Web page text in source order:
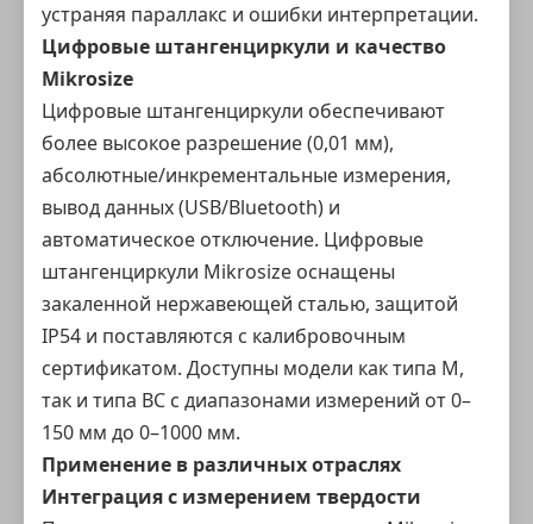
устраняя параллакс и ошибки интерпретации.
Цифровые штангенциркули и качество
Mikrosize
Цифровые штангенциркули обеспечивают
более высокое разрешение (0,01 мм),
абсолютные/инкрементальные измерения,
вывод данных (USB/Bluetooth) и
автоматическое отключение. Цифровые
штангенциркули Mikrosize оснащены
закаленной нержавеющей сталью, защитой
IP54 и поставляются с калибровочным
сертификатом. Доступны модели как типа M,
так и типа BC с диапазонами измерений от 0–
150 мм до 0–1000 мм.
Применение в различных отраслях
Интеграция с измерением твердости